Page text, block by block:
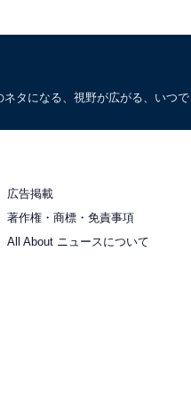
になる、視野が広がる、いつ
広告掲載
著作権・商標・免責事項
All About ニュースについて